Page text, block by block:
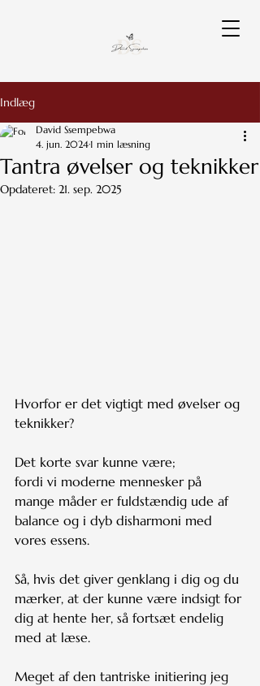
Indlæg
Tantra øvelser og teknikker
David Ssempebwa
4. jun. 2024 1 min læsning
Opdateret: 21. sep. 2025
Hvorfor er det vigtigt med øvelser og
teknikker?
Det korte svar kunne være;
fordi vi moderne mennesker på
mange måder er fuldstændig ude af
balance og i dyb disharmoni med
vores essens.
Så, hvis det giver genklang i dig og du
mærker, at der kunne være indsigt for
dig at hente her, så fortsæt endelig
med at læse.
Meget af den tantriske initiering jeg